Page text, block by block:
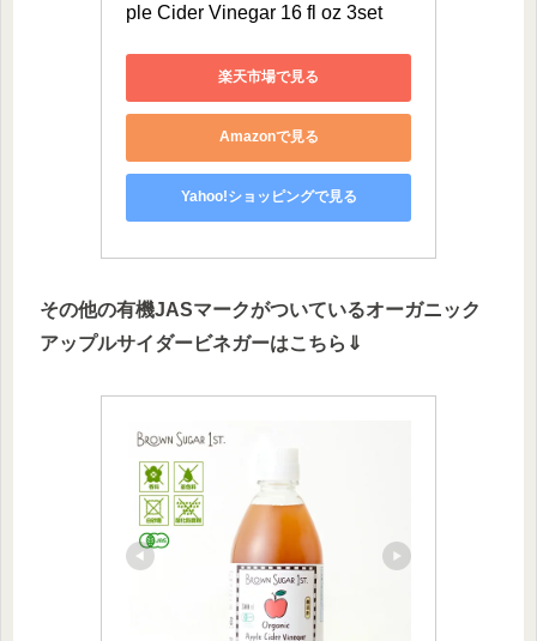
ple Cider Vinegar 16 fl oz 3set
楽天市場で見る
Amazonで見る
Yahoo!ショッピングで見る
その他の有機JASマークがついているオーガニック
アップルサイダービネガーはこちら⇓